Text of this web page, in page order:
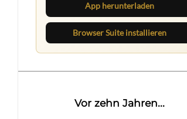
App herunterladen
Browser Suite installieren
Vor zehn Jahren...